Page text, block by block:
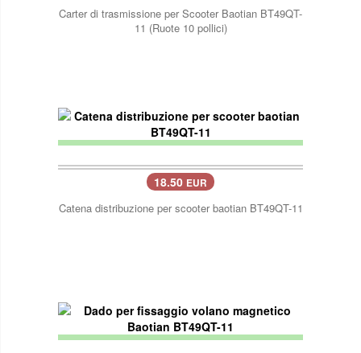
Carter di trasmissione per Scooter Baotian BT49QT-
11 (Ruote 10 pollici)
18.50 EUR
Catena distribuzione per scooter baotian BT49QT-11